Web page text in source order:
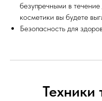
безупречными в
косметики вы будете
Безопасность для
Техники